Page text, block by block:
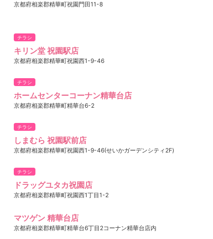
京都府相楽郡精華町祝園門田11-8
チラシ
キリン堂 祝園駅店
京都府相楽郡精華町祝園西1-9-46
チラシ
ホームセンターコーナン精華台店
京都府相楽郡精華町精華台6-2
チラシ
しまむら 祝園駅前店
京都府相楽郡精華町祝園西1-9-46(せいかガーデンシティ2F)
チラシ
ドラッグユタカ祝園店
京都府相楽郡精華町祝園西1丁目1-2
マツゲン 精華台店
京都府相楽郡精華町精華台6丁目2コーナン精華台店内